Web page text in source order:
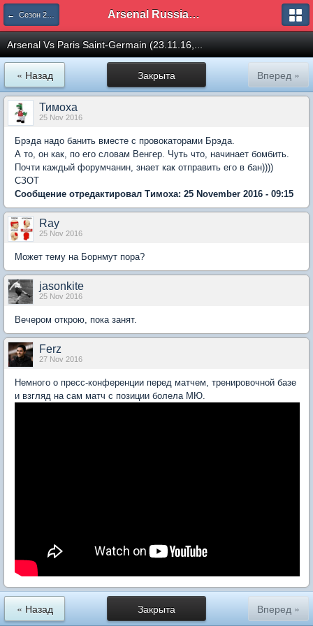
← Сезон 2016/17 Arsenal Russian Speaking Supporters Club
Arsenal Vs Paris Saint-Germain (23.11.16,...
Закрыта
« Назад Вперед »
Тимоха
25 Nov 2016
Брэда надо банить вместе с провокаторами Брэда.
А то, он как, по его словам Венгер. Чуть что, начинает бомбить.
Почти каждый форумчанин, знает как отправить его в бан))))
СЗОТ
Сообщение отредактировал Тимоха: 25 November 2016 - 09:15
Ray
25 Nov 2016
Может тему на Борнмут пора?
jasonkite
25 Nov 2016
Вечером открою, пока занят.
Ferz
27 Nov 2016
Немного о пресс-конференции перед матчем, тренировочной базе
и взгляд на сам матч с позиции болела МЮ.
Закрыта
« Назад Вперед »